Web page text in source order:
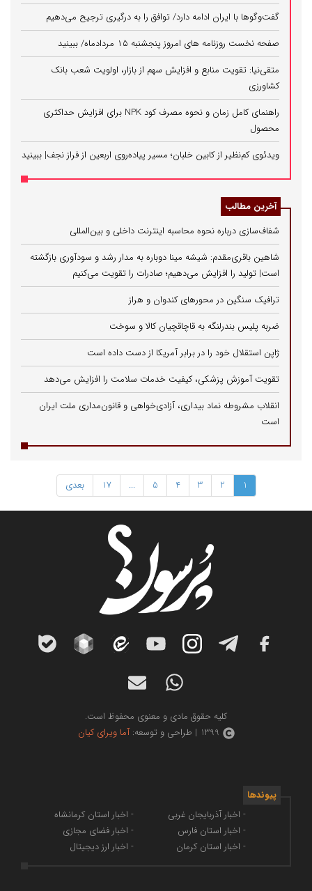
گفت‌وگوها با ایران ادامه دارد/ توافق را به درگیری ترجیح می‌دهیم
صفحه نخست روزنامه های امروز پنجشنبه ۱۵ مردادماه/ ببینید
متقی‌نیا: تقویت منابع و افزایش سهم از بازار، اولویت شعب بانک
کشاورزی
راهنمای کامل زمان و نحوه مصرف کود NPK برای افزایش حداکثری
محصول
ویدئوی کم‌نظیر از کابین خلبان؛ مسیر پیاده‌روی اربعین از فراز نجف| ببینید
آخرین مطالب
شفاف‌سازی درباره نحوه محاسبه اینترنت داخلی و بین‌المللی
شاهین باقری‌مقدم: شیشه مینا دوباره به مدار رشد و سودآوری بازگشته
است| تولید را افزایش می‌دهیم؛ صادرات را تقویت می‌کنیم
ترافیک سنگین در محورهای کندوان و هراز
ضربه پلیس بندرلنگه به قاچاقچیان کالا و سوخت
ژاپن استقلال خود را در برابر آمریکا از دست داده است
تقویت آموزش پزشکی، کیفیت خدمات سلامت را افزایش می‌دهد
انقلاب مشروطه نماد بیداری، آزادی‌خواهی و قانون‌مداری ملت ایران
است
1
2
3
4
5
...
17 بعدی
کلیه حقوق مادی و معنوی محفوظ است.
1399 | طراحی و توسعه:
آما ویرای کیان
پیوندها
- اخبار آذربایجان غربی
- اخبار استان فارس
- اخبار استان کرمان
- اخبار استان کرمانشاه
- اخبار فضای مجازی
- اخبار ارز دیجیتال